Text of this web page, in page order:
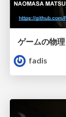
ゲームの物
fadis